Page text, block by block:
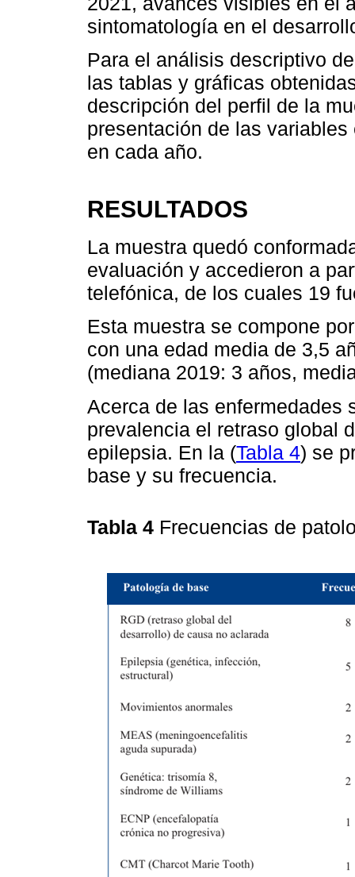
sintomatología en el
Para el análisis descriptivo
las tablas y gráficas
descripción del perfil de la
presentación de las
en cada año.
RESULTADOS
La muestra quedó
evaluación y accedieron a
telefónica, de los cuales 19
Esta muestra se compone
con una edad media de 3,5
(mediana 2019: 3 años,
Acerca de las enfermedades
prevalencia el retraso global
epilepsia. En la (Tabla 4) se
base y su frecuencia.
Tabla 4 Frecuencias de